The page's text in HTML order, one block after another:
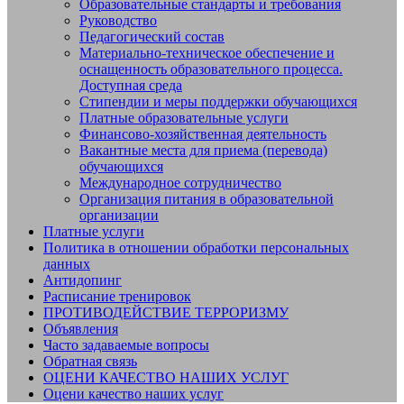
Образовательные стандарты и требования
Руководство
Педагогический состав
Материально-техническое обеспечение и
оснащенность образовательного процесса.
Доступная среда
Стипендии и меры поддержки обучающихся
Платные образовательные услуги
Финансово-хозяйственная деятельность
Вакантные места для приема (перевода)
обучающихся
Международное сотрудничество
Организация питания в образовательной
организации
Платные услуги
Политика в отношении обработки персональных
данных
Антидопинг
Расписание тренировок
ПРОТИВОДЕЙСТВИЕ ТЕРРОРИЗМУ
Объявления
Часто задаваемые вопросы
Обратная связь
ОЦЕНИ КАЧЕСТВО НАШИХ УСЛУГ
Оцени качество наших услуг